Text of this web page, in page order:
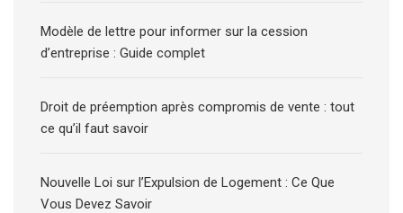
Modèle de lettre pour informer sur la cession
d’entreprise : Guide complet
Droit de préemption après compromis de vente : tout
ce qu’il faut savoir
Nouvelle Loi sur l’Expulsion de Logement : Ce Que
Vous Devez Savoir